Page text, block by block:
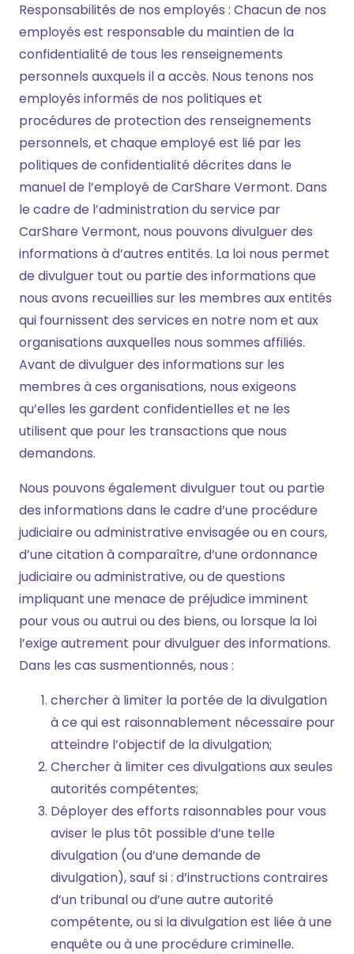
Responsabilités de nos employés : Chacun de nos
employés est responsable du maintien de la
confidentialité de tous les renseignements
personnels auxquels il a accès. Nous tenons nos
employés informés de nos politiques et
procédures de protection des renseignements
personnels, et chaque employé est lié par les
politiques de confidentialité décrites dans le
manuel de l’employé de CarShare Vermont. Dans
le cadre de l’administration du service par
CarShare Vermont, nous pouvons divulguer des
informations à d’autres entités. La loi nous permet
de divulguer tout ou partie des informations que
nous avons recueillies sur les membres aux entités
qui fournissent des services en notre nom et aux
organisations auxquelles nous sommes affiliés.
Avant de divulguer des informations sur les
membres à ces organisations, nous exigeons
qu’elles les gardent confidentielles et ne les
utilisent que pour les transactions que nous
demandons.
Nous pouvons également divulguer tout ou partie
des informations dans le cadre d’une procédure
judiciaire ou administrative envisagée ou en cours,
d’une citation à comparaître, d’une ordonnance
judiciaire ou administrative, ou de questions
impliquant une menace de préjudice imminent
pour vous ou autrui ou des biens, ou lorsque la loi
l’exige autrement pour divulguer des informations.
Dans les cas susmentionnés, nous :
chercher à limiter la portée de la divulgation
à ce qui est raisonnablement nécessaire pour
atteindre l’objectif de la divulgation;
Chercher à limiter ces divulgations aux seules
autorités compétentes;
Déployer des efforts raisonnables pour vous
aviser le plus tôt possible d’une telle
divulgation (ou d’une demande de
divulgation), sauf si : d’instructions contraires
d’un tribunal ou d’une autre autorité
compétente, ou si la divulgation est liée à une
enquête ou à une procédure criminelle.